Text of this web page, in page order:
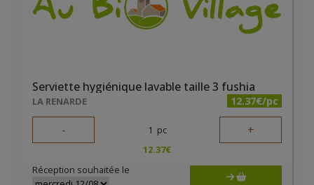
Serviette hygiénique lavable taille 3 fushia
LA RENARDE 12.37€/pc
- 1 pc +
12.37€
Réception souhaitée le